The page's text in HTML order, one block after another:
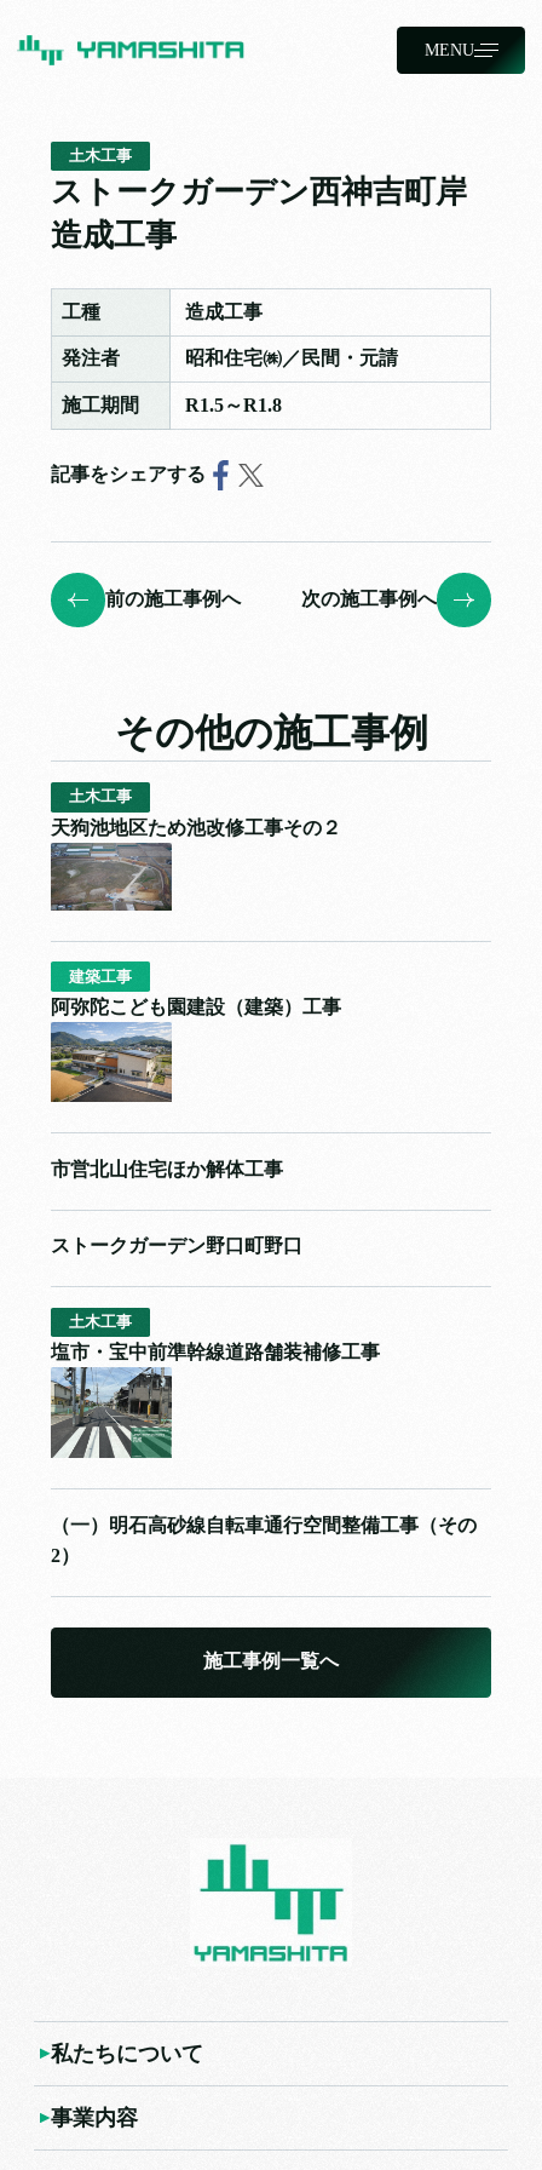
MENU
土木工事
ストークガーデン西神吉町岸
造成工事
工種 造成工事
発注者 昭和住宅㈱／民間・元請
施工期間 R1.5～R1.8
記事をシェアする
前の施工事例へ 次の施工事例へ
その他の施工事例
土木工事
天狗池地区ため池改修工事その２
建築工事
阿弥陀こども園建設（建築）工事
市営北山住宅ほか解体工事
ストークガーデン野口町野口
土木工事
塩市・宝中前準幹線道路舗装補修工事
（一）明石高砂線自転車通行空間整備工事（その
2）
施工事例一覧へ
私たちについて
事業内容